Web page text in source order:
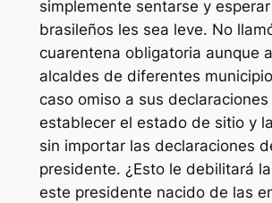
simplemente sentarse y
brasileños les sea leve. No
cuarentena obligatoria aunque
alcaldes de diferentes
caso omiso a sus
establecer el estado de sitio y
sin importar las declaraciones
presidente. ¿Esto le debilitará
este presidente nacido de las